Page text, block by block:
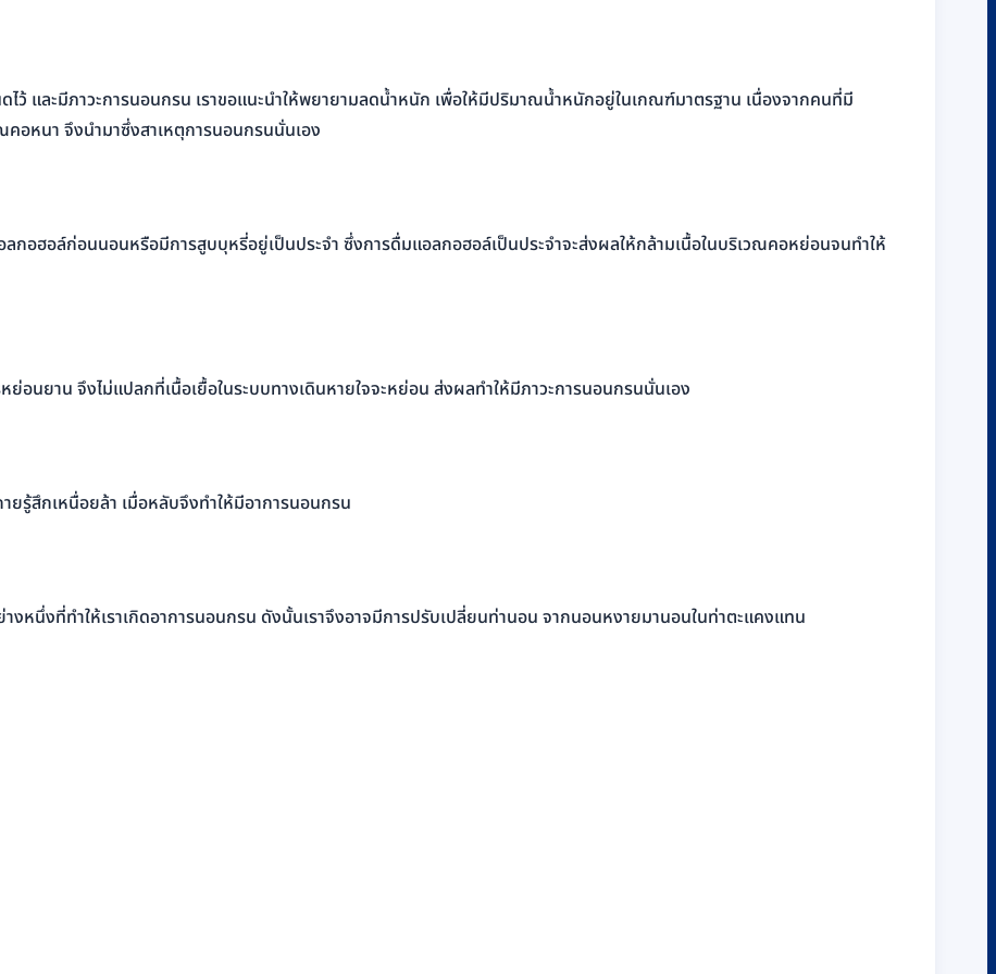
ว้ และมีภาวะการนอนกรน เราขอแนะนำให้พยายามลดน้ำหนัก เพื่อให้มีปริมาณน้ำหนักอยู่ในเกณฑ์มาตรฐาน เนื่องจากคนที่มี
อหนา จึงนำมาซึ่งสาเหตุการนอนกรนนั่นเอง
อฮอล์ก่อนนอนหรือมีการสูบบุหรี่อยู่เป็นประจำ ซึ่งการดื่มแอลกอฮอล์เป็นประจำจะส่งผลให้กล้ามเนื้อในบริเวณคอหย่อนจนทำให้
อนยาน จึงไม่แปลกที่เนื้อเยื้อในระบบทางเดินหายใจจะหย่อน ส่งผลทำให้มีภาวะการนอนกรนนั่นเอง
ยรู้สึกเหนื่อยล้า เมื่อหลับจึงทำให้มีอาการนอนกรน
หนึ่งที่ทำให้เราเกิดอาการนอนกรน ดังนั้นเราจึงอาจมีการปรับเปลี่ยนท่านอน จากนอนหงายมานอนในท่าตะแคงแทน